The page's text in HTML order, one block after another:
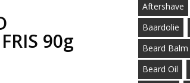
90g
Aftershave
Baardolie
Beard Balm
Beard Oil